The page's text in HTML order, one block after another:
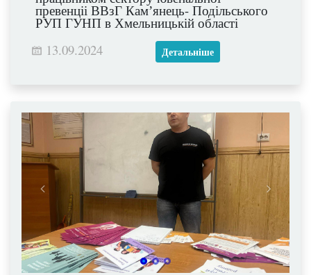
превенціі ВВзГ Камʼянець- Подільського
РУП ГУНП в Хмельницькій області
13.09.2024
Детальніше